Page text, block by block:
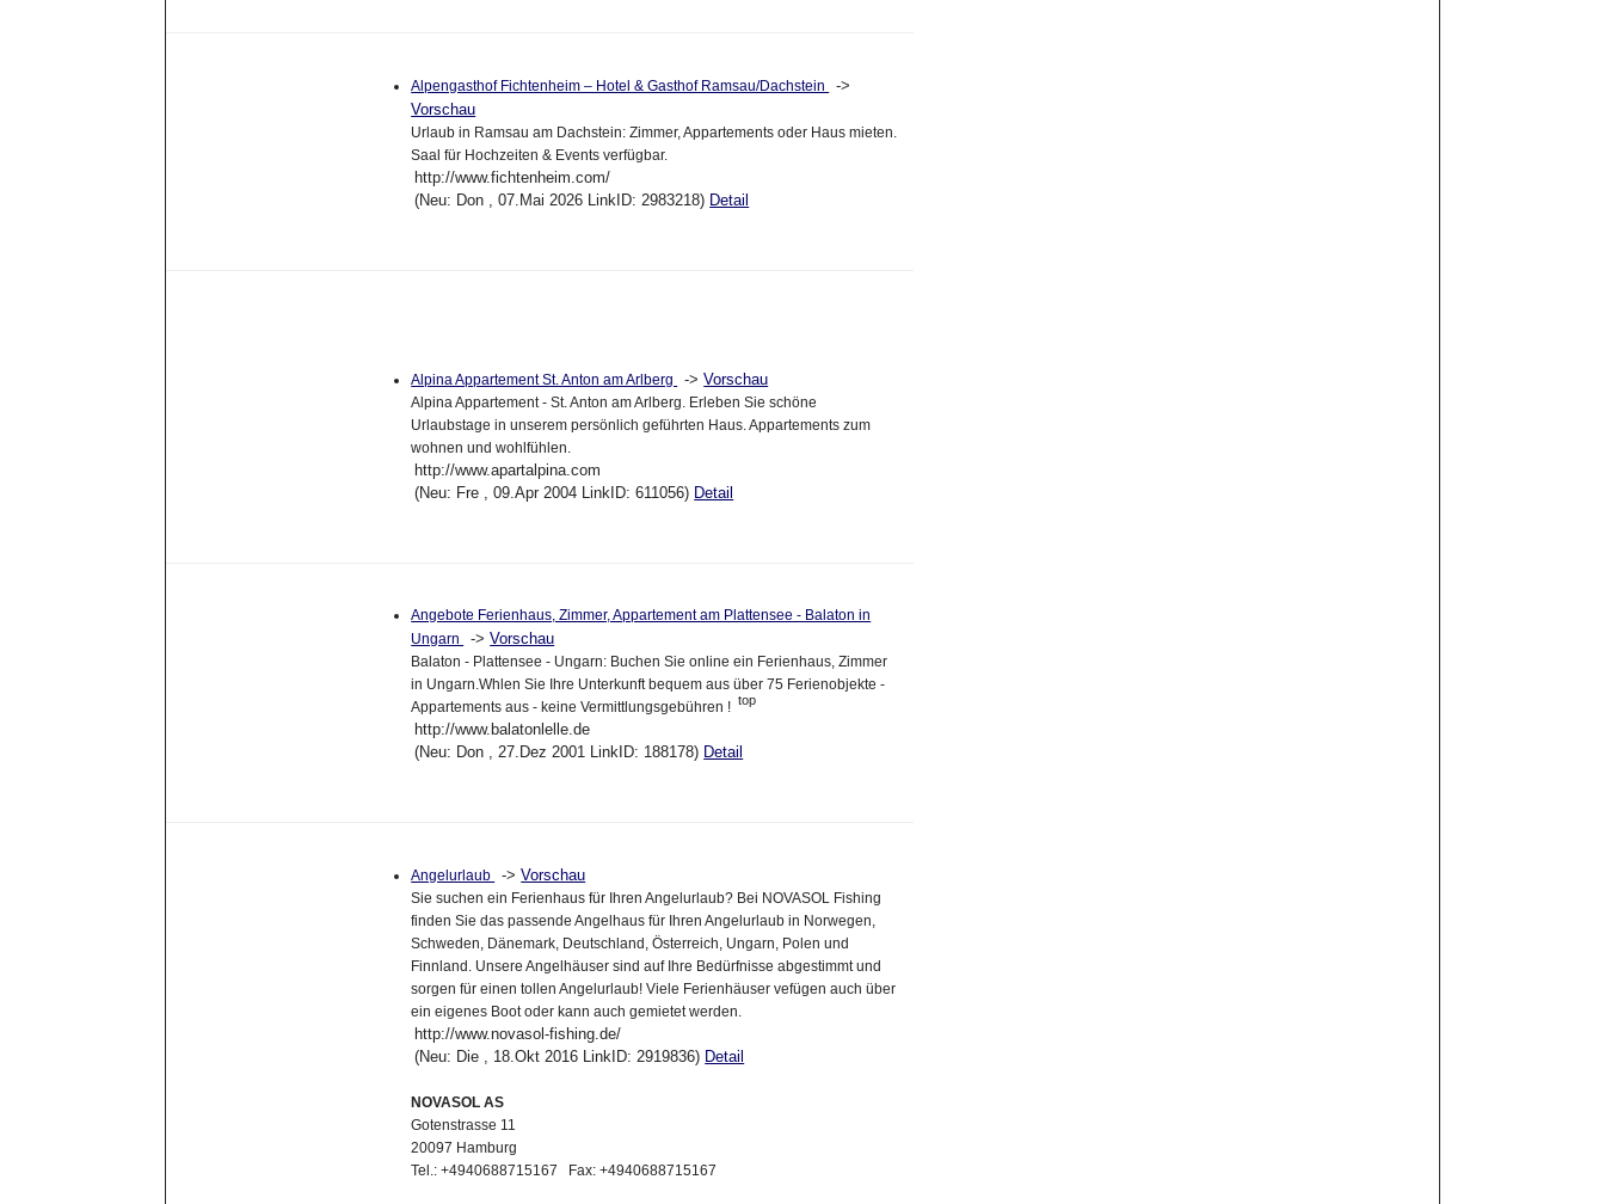
Alpengasthof Fichtenheim – Hotel & Gasthof Ramsau/Dachstein
->
Vorschau
Urlaub in Ramsau am Dachstein: Zimmer, Appartements oder Haus mieten.
Saal für Hochzeiten & Events verfügbar.
http://www.fichtenheim.com/
(Neu: Don , 07.Mai 2026 LinkID: 2983218) Detail
Alpina Appartement St. Anton am Arlberg ->Vorschau
Alpina Appartement - St. Anton am Arlberg. Erleben Sie schöne
Urlaubstage in unserem persönlich geführten Haus. Appartements zum
wohnen und wohlfühlen.
http://www.apartalpina.com
(Neu: Fre , 09.Apr 2004 LinkID: 611056) Detail
Angebote Ferienhaus, Zimmer, Appartement am Plattensee - Balaton in
Ungarn
->Vorschau
Balaton - Plattensee - Ungarn: Buchen Sie online ein Ferienhaus, Zimmer
in Ungarn.Whlen Sie Ihre Unterkunft bequem aus über 75 Ferienobjekte -
Appartements aus - keine Vermittlungsgebühren ! top
http://www.balatonlelle.de
(Neu: Don , 27.Dez 2001 LinkID: 188178) Detail
Angelurlaub ->Vorschau
Sie suchen ein Ferienhaus für Ihren Angelurlaub? Bei NOVASOL Fishing
finden Sie das passende Angelhaus für Ihren Angelurlaub in Norwegen,
Schweden, Dänemark, Deutschland, Österreich, Ungarn, Polen und
Finnland. Unsere Angelhäuser sind auf Ihre Bedürfnisse abgestimmt und
sorgen für einen tollen Angelurlaub! Viele Ferienhäuser vefügen auch über
ein eigenes Boot oder kann auch gemietet werden.
http://www.novasol-fishing.de/
(Neu: Die , 18.Okt 2016 LinkID: 2919836) Detail
NOVASOL AS
Gotenstrasse 11
20097 Hamburg
Tel.: +4940688715167 Fax: +4940688715167